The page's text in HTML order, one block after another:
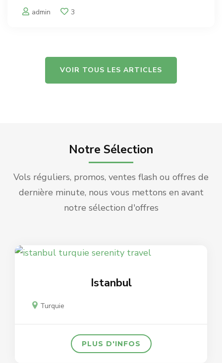
proposé à portée de main grâce à Serenity
admin 3
VOIR TOUS LES ARTICLES
Notre Sélection
Vols réguliers, promos, ventes flash ou offres de
dernière minute, nous vous mettons en avant
notre sélection d'offres
Istanbul
Turquie
PLUS D'INFOS